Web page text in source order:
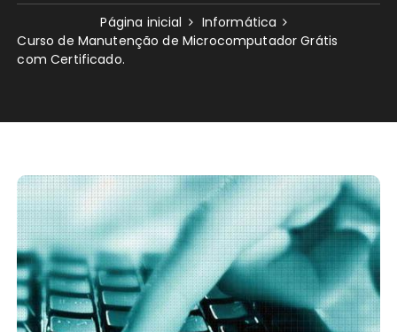
Página inicial
Informática
Curso de Manutenção de Microcomputador Grátis
com Certificado.